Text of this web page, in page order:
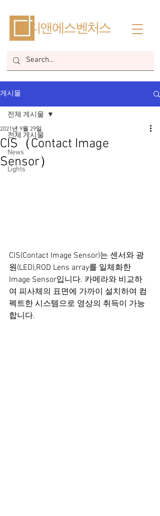
​디앤에스벤처스
게시물
전체 게시물
News
Lights
전체 게시물
CIS（Contact Image
Sensor）
2021년 9월 29일
CIS(Contact Image Sensor)는 센서와 광
원(LED),ROD Lens array를 일체화한
Image Sensor입니다. 카메라와 비교하
여 피사체의 표면에 가까이 설치하여 컴
펙트한 시스템으로 영상의 취득이 가능
합니다.